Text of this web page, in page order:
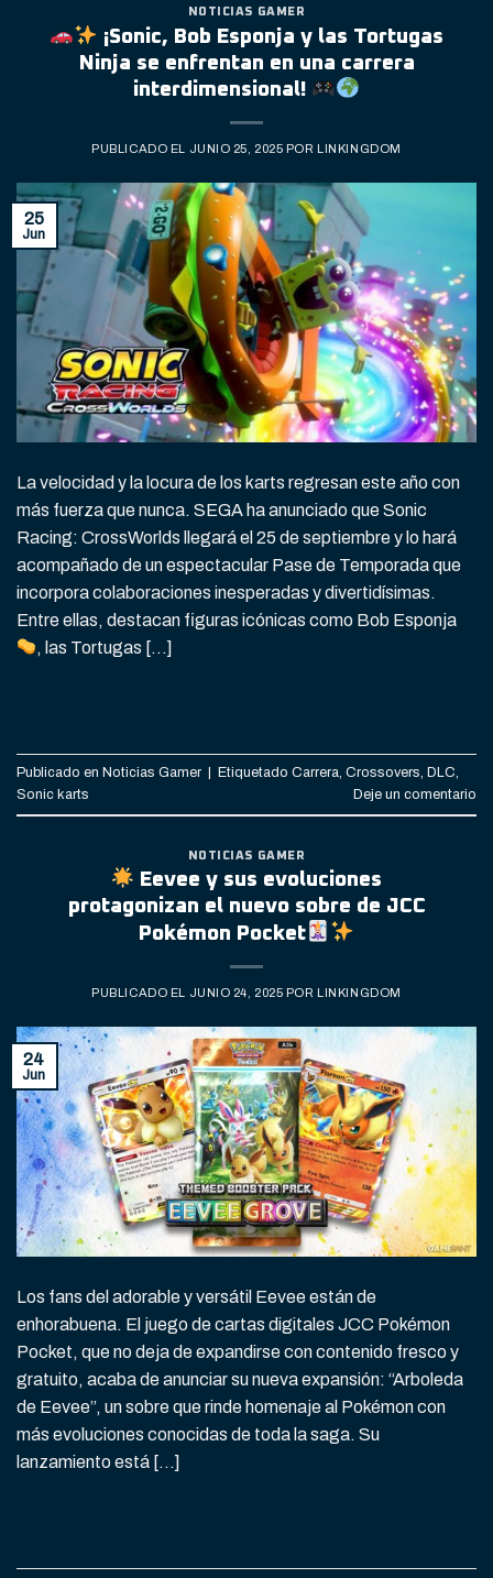
NOTICIAS GAMER
¡Sonic, Bob Esponja y las Tortugas
Ninja se enfrentan en una carrera
interdimensional!
PUBLICADO EL JUNIO 25, 2025 POR LINKINGDOM
25
Jun
La velocidad y la locura de los karts regresan este año con
más fuerza que nunca. SEGA ha anunciado que Sonic
Racing: CrossWorlds llegará el 25 de septiembre y lo hará
acompañado de un espectacular Pase de Temporada que
incorpora colaboraciones inesperadas y divertidísimas.
Entre ellas, destacan figuras icónicas como Bob Esponja
, las Tortugas […]
Publicado en Noticias Gamer Etiquetado Carrera, Crossovers, DLC,
Sonic karts
Deje un comentario
NOTICIAS GAMER
Eevee y sus evoluciones
protagonizan el nuevo sobre de JCC
Pokémon Pocket
PUBLICADO EL JUNIO 24, 2025 POR LINKINGDOM
24
Jun
Los fans del adorable y versátil Eevee están de
enhorabuena. El juego de cartas digitales JCC Pokémon
Pocket, que no deja de expandirse con contenido fresco y
gratuito, acaba de anunciar su nueva expansión: “Arboleda
de Eevee”, un sobre que rinde homenaje al Pokémon con
más evoluciones conocidas de toda la saga. Su
lanzamiento está […]